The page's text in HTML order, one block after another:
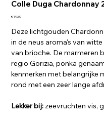
Colle Duga Chardonnay
Prijs
€ 19,50
Deze lichtgouden
in de neus aroma's van
van brioche. De marmeren
regio Gorizia, ponka
kenmerken met belangrijke
rond met een zeer lange
Lekker bij: zeevruchten vis,